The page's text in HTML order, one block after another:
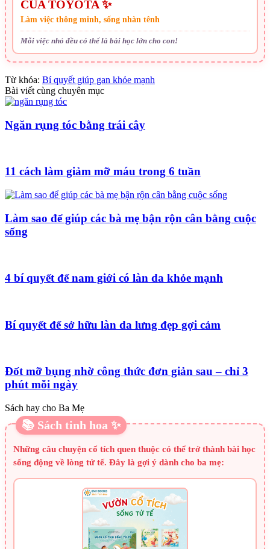
CỦA TOYOTA ✨
Làm việc thông minh, sống nhàn tênh
Mỗi việc nhỏ đều có thể là bài học lớn cho con!
Từ khóa: Bí quyết giúp gan khỏe mạnh
Bài viết cùng chuyên mục
Ngăn rụng tóc bằng trái cây
11 cách làm giảm mỡ máu trong 6 tuần
Làm sao để giúp các bà mẹ bận rộn cân bằng cuộc
sống
4 bí quyết để nam giới có làn da khỏe mạnh
Bí quyết để sở hữu làn da lưng đẹp gợi cảm
Đốt mỡ bụng nhờ công thức đơn giản sau – chỉ 3
phút mỗi ngày
Sách hay cho Ba Mẹ
📚 Sách tinh hoa ✨
Những câu chuyện cổ tích quen thuộc có thể trở thành bài học
sống động về lòng tử tế. Đây là gợi ý dành cho ba mẹ: